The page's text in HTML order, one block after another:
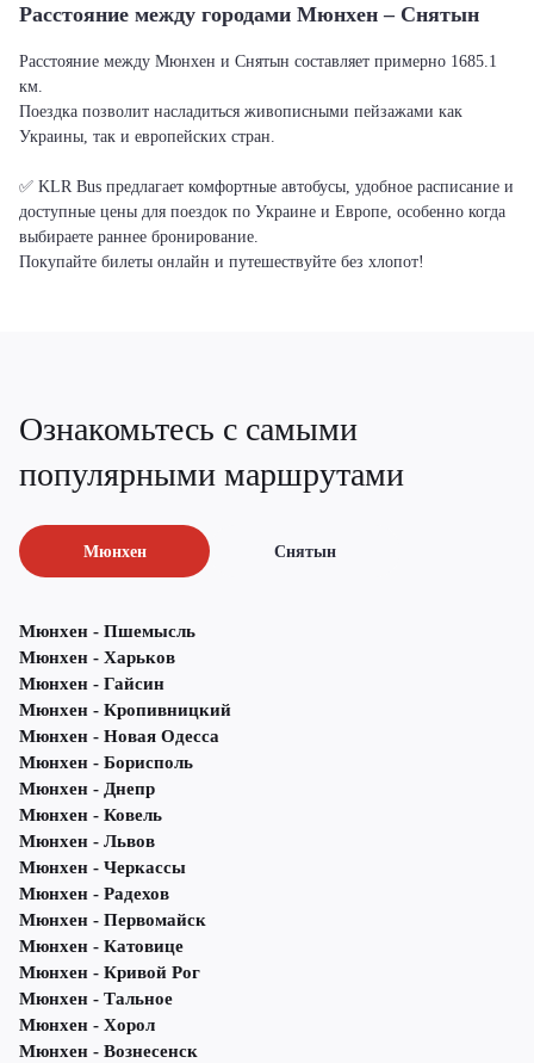
Расстояние между городами Мюнхен – Снятын
Расстояние между Мюнхен и Снятын составляет примерно 1685.1
км.
Поездка позволит насладиться живописными пейзажами как
Украины, так и европейских стран.
✅ KLR Bus предлагает комфортные автобусы, удобное расписание и
доступные цены для поездок по Украине и Европе, особенно когда
выбираете раннее бронирование.
Покупайте билеты онлайн и путешествуйте без хлопот!
Ознакомьтесь с самыми
популярными маршрутами
Мюнхен Снятын
Мюнхен - Пшемысль
Мюнхен - Харьков
Мюнхен - Гайсин
Мюнхен - Кропивницкий
Мюнхен - Новая Одесса
Мюнхен - Борисполь
Мюнхен - Днепр
Мюнхен - Ковель
Мюнхен - Львов
Мюнхен - Черкассы
Мюнхен - Радехов
Мюнхен - Первомайск
Мюнхен - Катовице
Мюнхен - Кривой Рог
Мюнхен - Тальное
Мюнхен - Хорол
Мюнхен - Вознесенск